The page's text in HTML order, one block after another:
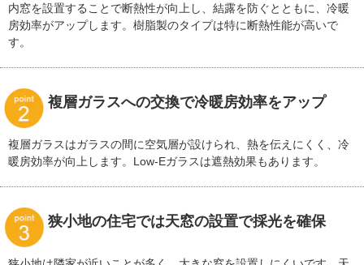
内窓を設置することで断熱性が向上し、結露を防ぐとともに、冷暖
房効率がアップします。樹脂製のタイプは特に断熱性能が高いで
す。
複層ガラスへの交換で冷暖房効率をアップ
複層ガラスはガラスの間に空気層が設けられ、熱を伝えにくく、冷
暖房効率が向上します。Low-Eガラスは遮熱効果もあります。
狭小地の住宅では天窓の設置で採光を確保